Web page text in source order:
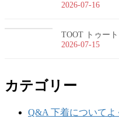
2026-07-16
TOOT トゥー
2026-07-15
カテゴリー
Q&A 下着についてよ